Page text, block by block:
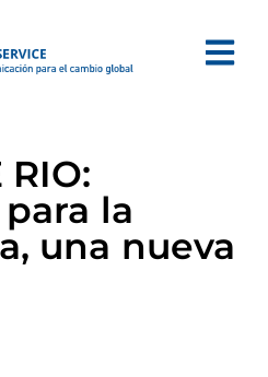
RIO:
la
una nueva